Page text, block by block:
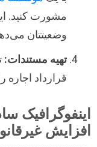
مشورت کنید.
وضعیتتان
تهیه مستندات:
قرارداد اجاره
اینفوگرافیک
افزایش